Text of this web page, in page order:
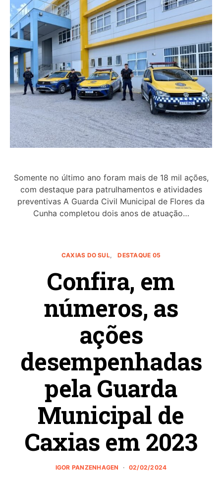
Somente no último ano foram mais de 18 mil ações,
com destaque para patrulhamentos e atividades
preventivas A Guarda Civil Municipal de Flores da
Cunha completou dois anos de atuação…
CAXIAS DO SUL DESTAQUE 05
Confira, em
números, as
ações
desempenhadas
pela Guarda
Municipal de
Caxias em 2023
IGOR PANZENHAGEN 02/02/2024